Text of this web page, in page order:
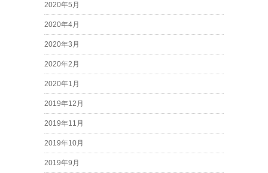
2020年5月
2020年4月
2020年3月
2020年2月
2020年1月
2019年12月
2019年11月
2019年10月
2019年9月